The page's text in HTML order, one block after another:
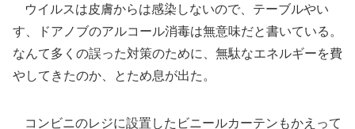
ウイルスは皮膚からは感染しないので、テーブルやい
す、ドアノブのアルコール消毒は無意味だと書いている。
なんて多くの誤った対策のために、無駄なエネルギーを費
やしてきたのか、とため息が出た。
コンビニのレジに設置したビニールカーテンもかえって